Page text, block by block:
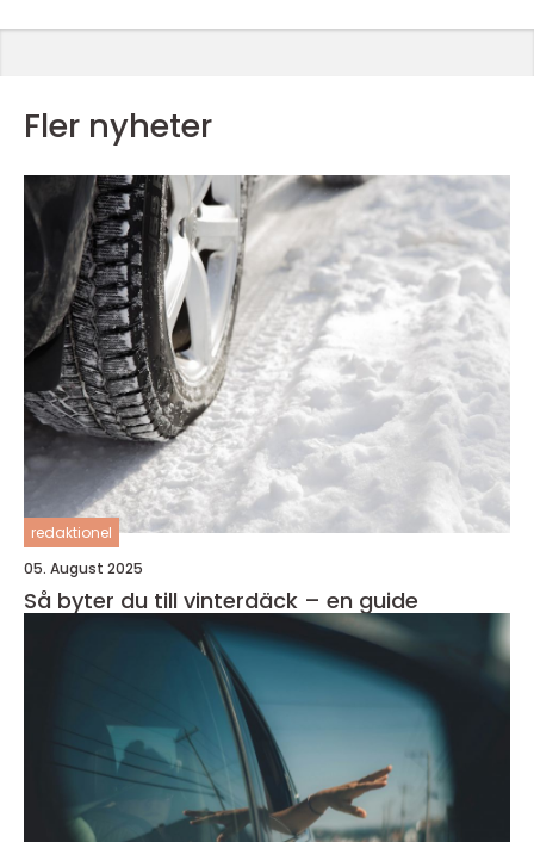
Fler nyheter
redaktionel
05. August 2025
Så byter du till vinterdäck – en guide